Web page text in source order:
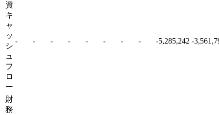
資
キ
ャ
ッ
シ
ュ
フ
ロ
ー
- - - - - - - - -5,285,242 -
財
務